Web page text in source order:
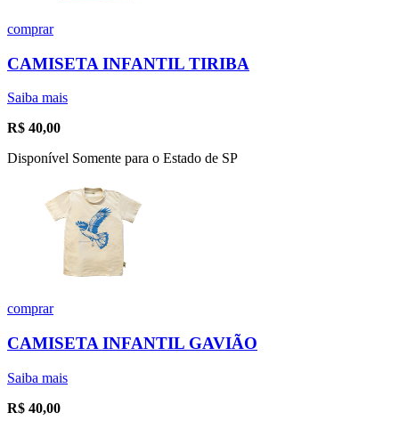
comprar
CAMISETA INFANTIL TIRIBA
Saiba mais
R$ 40,00
Disponível Somente para o Estado de SP
comprar
CAMISETA INFANTIL GAVIÃO
Saiba mais
R$ 40,00